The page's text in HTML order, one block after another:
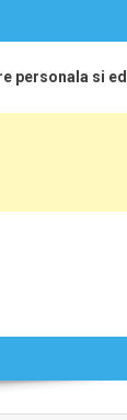
personala si